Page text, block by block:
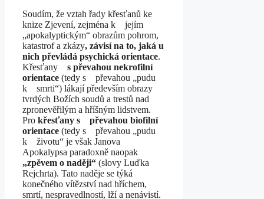
Soudím, že vztah řady křesťanů ke
knize Zjevení, zejména k jejím
„apokalyptickým“ obrazům pohrom,
katastrof a zkázy, závisí na to, jaká u
nich převládá psychická orientace.
Křesťany s převahou nekrofilní
orientace (tedy s převahou „pudu
k smrti“) lákají především obrazy
tvrdých Božích soudů a trestů nad
zpronevěřilým a hříšným lidstvem.
Pro křesťany s převahou biofilní
orientace (tedy s převahou „pudu
k životu“ je však Janova
Apokalypsa paradoxně naopak
„zpěvem o naději“ (slovy Luďka
Rejchrta). Tato naděje se týká
konečného vítězství nad hříchem,
smrtí, nespravedlností, lží a nenávistí.